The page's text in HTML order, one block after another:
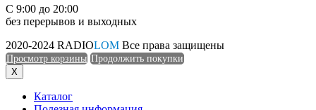
С 9:00 до 20:00
без перерывов и выходных
2020-2024 RADIOLOM Все права защищены
Просмотр корзины Продолжить покупки
X
Каталог